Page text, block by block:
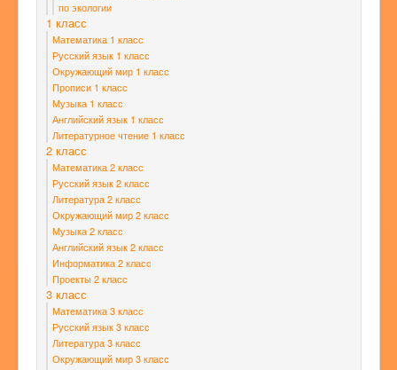
по экологии
1 класс
Математика 1 класс
Русский язык 1 класс
Окружающий мир 1 класс
Прописи 1 класс
Музыка 1 класс
Английский язык 1 класс
Литературное чтение 1 класс
2 класс
Математика 2 класс
Русский язык 2 класс
Литература 2 класс
Окружающий мир 2 класс
Музыка 2 класс
Английский язык 2 класс
Информатика 2 класс
Проекты 2 класс
3 класс
Математика 3 класс
Русский язык 3 класс
Литература 3 класс
Окружающий мир 3 класс